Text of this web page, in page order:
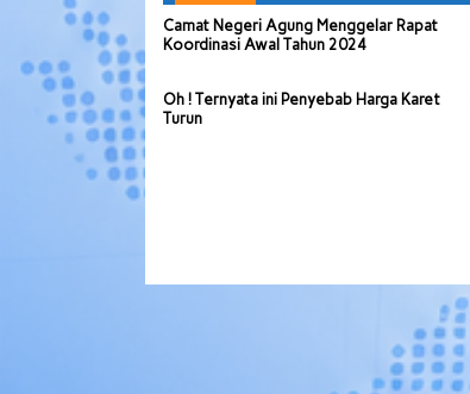
Camat Negeri Agung Menggelar Rapat
Koordinasi Awal Tahun 2024
Oh ! Ternyata ini Penyebab Harga Karet
Turun